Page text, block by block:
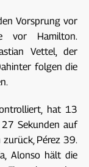
Vorsprung vor
vor Hamilton.
Vettel, der
folgen die
hat 13
Sekunden auf
Pérez 39.
Alonso hält die